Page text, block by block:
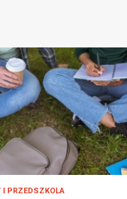
I PRZEDSZKOLA